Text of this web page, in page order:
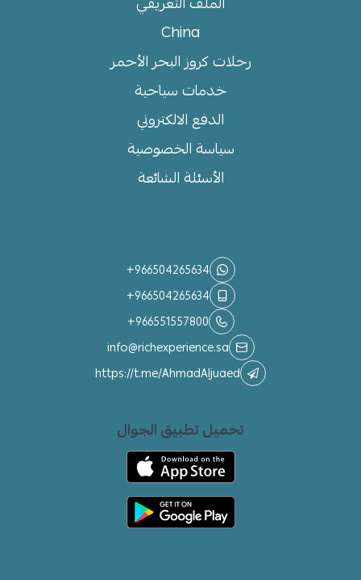
China
رحلات كروز البحر الأحمر
خدمات سياحية
الدفع الالكتروني
سياسة الخصوصية
الأسئلة الشائعة
+966504265634
+966504265634
+966551557800
info@richexperience.sa
https://t.me/AhmadAljuaed
تحميل تطبيق الجوال